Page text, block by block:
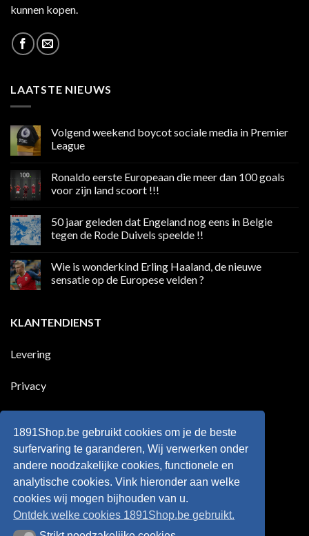
kunnen kopen.
LAATSTE NIEUWS
Volgend weekend boycot sociale media in Premier
League
op
weekend
media
in
Premier
Ronaldo eerste Europeaan die meer dan 100 goals
voor zijn land scoort !!!
op
Ronaldo
eerste
meer
100
land
scoort
50 jaar geleden dat Engeland nog eens in Belgie
tegen de Rode Duivels speelde !!
op
jaar
nog
eens
tegen
Wie is wonderkind Erling Haaland, de nieuwe
sensatie op de Europese velden ?
Wie
is
Haaland,
Europese
KLANTENDIENST
Levering
Privacy
Retourneren
Algemene voorwaarden
1891Shop.be gebruikt cookies om je de beste
surfervaring te garanderen, Wij verwerken onder
andere noodzakelijke cookies, functionele en
analytische cookies. Vink hieronder aan welke
cookies wij mogen bijhouden van u.
Ontdek welke cookies 1891Shop.be gebruikt.